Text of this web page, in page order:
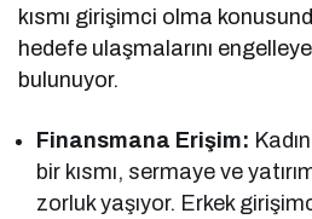
kısmı girişimci olma
hedefe ulaşmalarını
bulunuyor.
Finansmana Erişim:
bir kısmı, sermaye ve
zorluk yaşıyor. Erkek